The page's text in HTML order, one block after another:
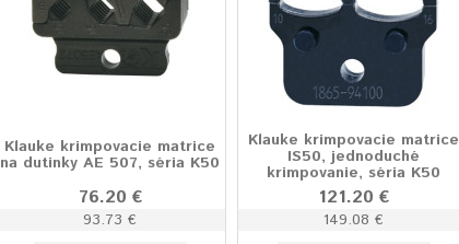
Klauke krimpovacie matrice
na dutinky AE 507, séria K50
76.20 €
93.73 €
Klauke krimpovacie matrice
IS50, jednoduché
krimpovanie, séria K50
121.20 €
149.08 €